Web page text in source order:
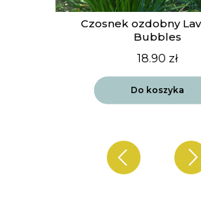
Czosnek ozdobny
Bubbles
18.90 zł
Do koszyka